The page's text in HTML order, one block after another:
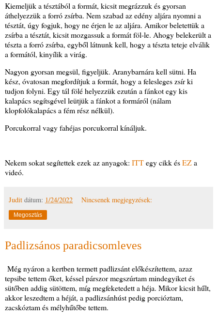
Kiemeljük a tésztából a formát, kicsit megrázzuk és gyorsan
áthelyezzük a forró zsírba. Nem szabad az edény aljára nyomni a
tésztát, úgy fogjuk, hogy ne érjen le az aljára. Amikor beletettük a
zsírba a tésztát, kicsit mozgassuk a formát föl-le. Ahogy belekerült a
tészta a forró zsírba, egyből látnunk kell, hogy a tészta teteje elválik
a formától, kinyílik a virág.
Nagyon gyorsan megsül, figyeljük. Aranybarnára kell sütni. Ha
kész, óvatosan megfordítjuk a formát, hogy a felesleges zsír ki
tudjon folyni. Egy tál fölé helyezzük ezután a fánkot egy kis
kalapács segítsgével leütjük a fánkot a formáról (nálam
klopfolókalapács a fém rész nélkül).
Porcukorral vagy fahéjas porcukorral kínáljuk.
Nekem sokat segítettek ezek az anyagok: ITTegy cikk ésEZa
videó.
Judit dátum: 1/24/2022 Nincsenek megjegyzések:
Megosztás
Padlizsános paradicsomleves
Még nyáron a kertben termett padlizsánt előkészítettem, azaz
tepsibe tettem őket, késsel párszor megszúrtam mindegyiket és
sütőben addig sütöttem, míg megfeketedett a héja. Mikor kicsit hűlt,
akkor leszedtem a héját, a padlizsánhúst pedig porcióztam,
zacskóztam és mélyhűtőbe tettem.